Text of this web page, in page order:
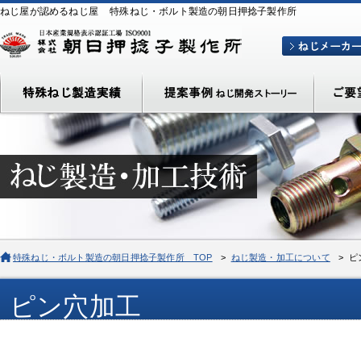
ねじ屋が認めるねじ屋 特殊ねじ・ボルト製造の朝日押捻子製作所
特殊ねじ・ボルト製造の朝日押捻子製作所 TOP > ねじ製造・加工について > ピ
ピン穴加工